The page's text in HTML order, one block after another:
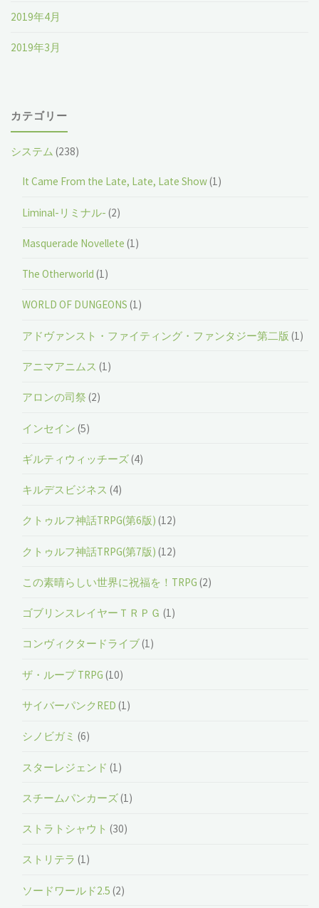
2019年4月
2019年3月
カテゴリー
システム (238)
It Came From the Late, Late, Late Show(1)
Liminal-リミナル- (2)
Masquerade Novellete (1)
The Otherworld (1)
WORLD OF DUNGEONS (1)
アドヴァンスト・ファイティング・ファンタジー第二版 (1)
アニマアニムス (1)
アロンの司祭 (2)
インセイン (5)
ギルティウィッチーズ(4)
キルデスビジネス (4)
クトゥルフ神話TRPG(第6版) (12)
クトゥルフ神話TRPG(第7版) (12)
この素晴らしい世界に祝福を！TRPG (2)
ゴブリンスレイヤーＴＲＰＧ (1)
コンヴィクタードライブ(1)
ザ・ループ TRPG (10)
サイバーパンクRED (1)
シノビガミ (6)
スターレジェンド (1)
スチームパンカーズ(1)
ストラトシャウト (30)
ストリテラ (1)
ソードワールド2.5 (2)